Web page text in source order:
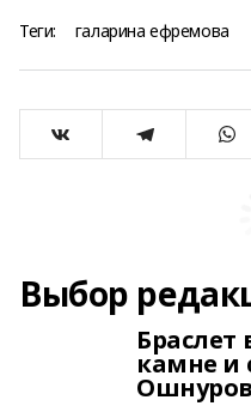
Теги: галарина ефремова
Выбор
камне и
Ошнуров